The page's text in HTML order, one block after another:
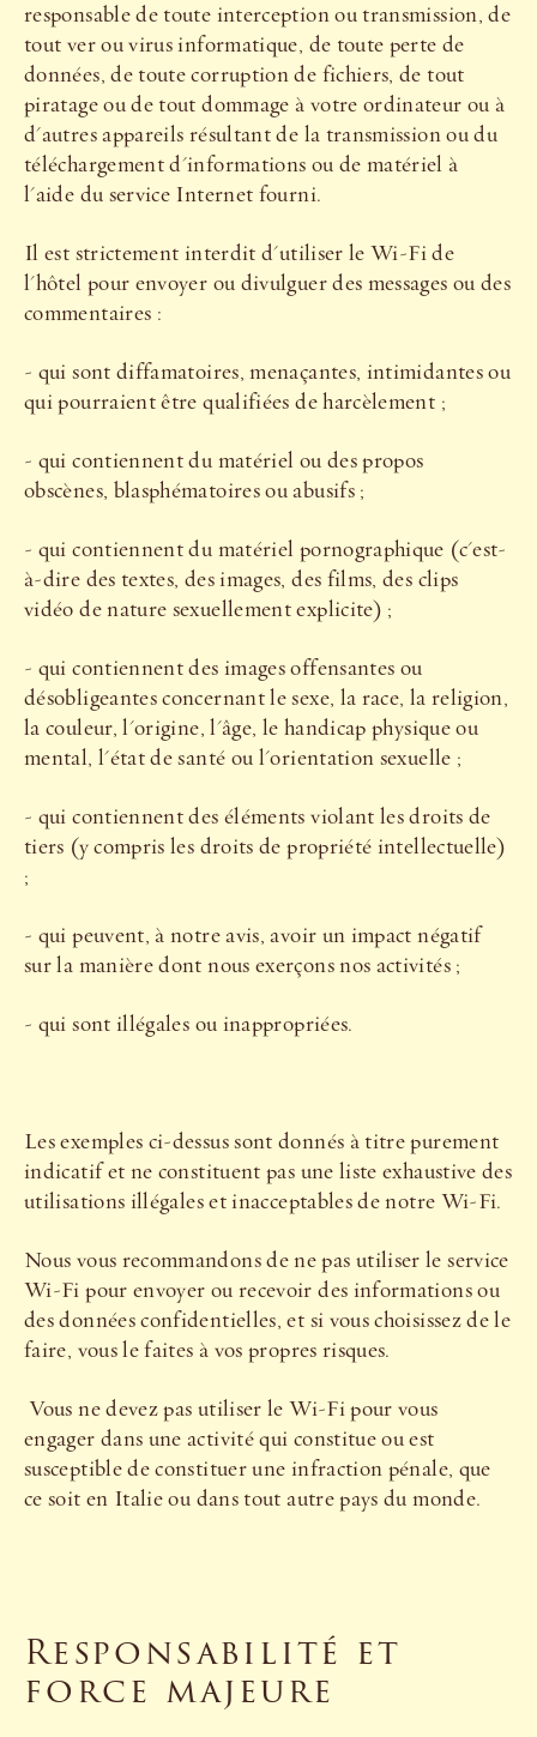
responsable de toute interception ou transmission, de
tout ver ou virus informatique, de toute perte de
données, de toute corruption de fichiers, de tout
piratage ou de tout dommage à votre ordinateur ou à
d'autres appareils résultant de la transmission ou du
téléchargement d'informations ou de matériel à
l'aide du service Internet fourni.
Il est strictement interdit d'utiliser le Wi-Fi de
l'hôtel pour envoyer ou divulguer des messages ou des
commentaires :
- qui sont diffamatoires, menaçantes, intimidantes ou
qui pourraient être qualifiées de harcèlement ;
- qui contiennent du matériel ou des propos
obscènes, blasphématoires ou abusifs ;
- qui contiennent du matériel pornographique (c'est-
à-dire des textes, des images, des films, des clips
vidéo de nature sexuellement explicite) ;
- qui contiennent des images offensantes ou
désobligeantes concernant le sexe, la race, la religion,
la couleur, l'origine, l'âge, le handicap physique ou
mental, l'état de santé ou l'orientation sexuelle ;
- qui contiennent des éléments violant les droits de
tiers (y compris les droits de propriété intellectuelle)
;
- qui peuvent, à notre avis, avoir un impact négatif
sur la manière dont nous exerçons nos activités ;
- qui sont illégales ou inappropriées.
Les exemples ci-dessus sont donnés à titre purement
indicatif et ne constituent pas une liste exhaustive des
utilisations illégales et inacceptables de notre Wi-Fi.
Nous vous recommandons de ne pas utiliser le service
Wi-Fi pour envoyer ou recevoir des informations ou
des données confidentielles, et si vous choisissez de le
faire, vous le faites à vos propres risques.
Vous ne devez pas utiliser le Wi-Fi pour vous
engager dans une activité qui constitue ou est
susceptible de constituer une infraction pénale, que
ce soit en Italie ou dans tout autre pays du monde.
Responsabilité et
force majeure